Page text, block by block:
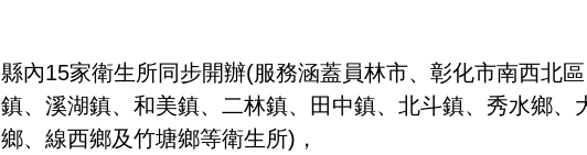
縣內15家衛生所同步開辦(服務涵蓋員林市、彰化市南西北
鎮、溪湖鎮、和美鎮、二林鎮、田中鎮、北斗鎮、秀水鄉、
鄉、線西鄉及竹塘鄉等衛生所)，